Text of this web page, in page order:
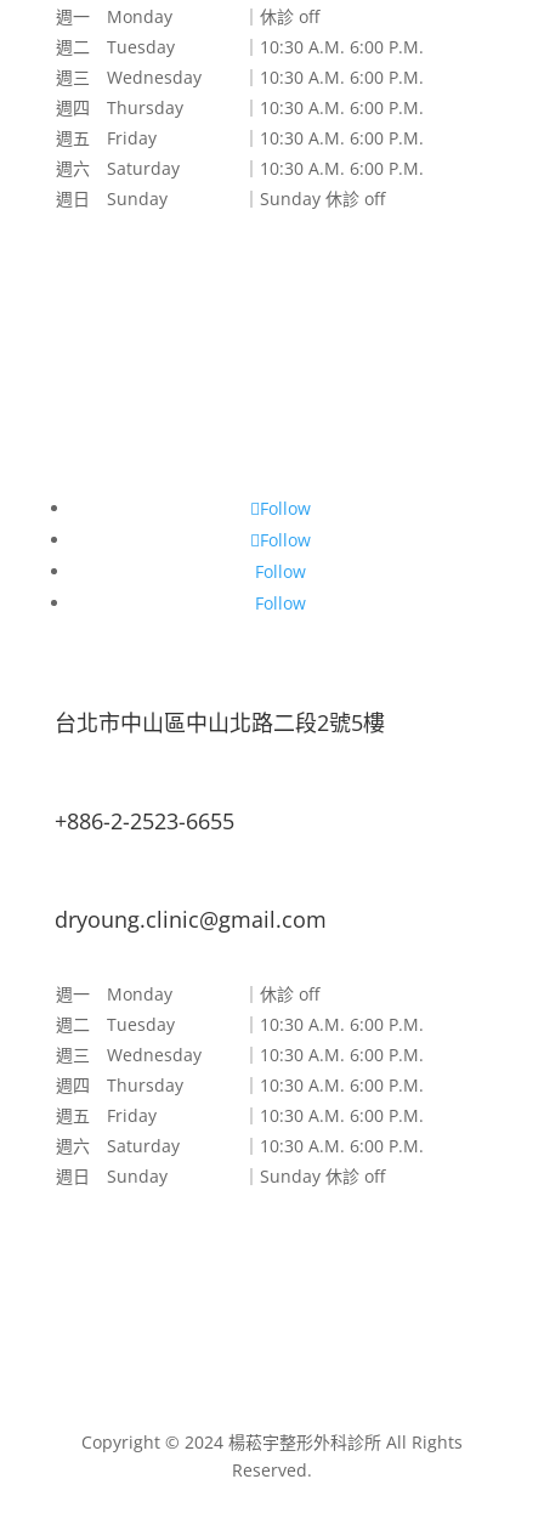
週一 Monday
｜休診 off
週二 Tuesday
｜10:30 A.M. 6:00 P.M.
週三 Wednesday
｜10:30 A.M. 6:00 P.M.
週四 Thursday
｜10:30 A.M. 6:00 P.M.
週五 Friday
｜10:30 A.M. 6:00 P.M.
週六 Saturday
｜10:30 A.M. 6:00 P.M.
週日 Sunday
｜Sunday 休診 off
Follow
Follow
Follow
Follow
台北市中山區中山北路二段2號5樓
+886-2-2523-6655
dryoung.clinic@gmail.com
週一 Monday
｜休診 off
週二 Tuesday
｜10:30 A.M. 6:00 P.M.
週三 Wednesday
｜10:30 A.M. 6:00 P.M.
週四 Thursday
｜10:30 A.M. 6:00 P.M.
週五 Friday
｜10:30 A.M. 6:00 P.M.
週六 Saturday
｜10:30 A.M. 6:00 P.M.
週日 Sunday
｜Sunday 休診 off
Copyright © 2024 楊菘宇整形外科診所 All Rights
Reserved.